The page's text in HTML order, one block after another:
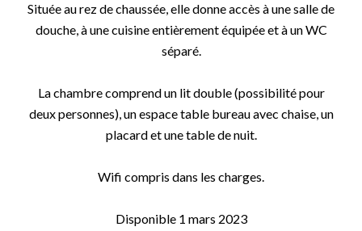
Située au rez de chaussée, elle donne accès à une salle de
douche, à une cuisine entièrement équipée et à un WC
séparé.
La chambre comprend un lit double (possibilité pour
deux personnes), un espace table bureau avec chaise, un
placard et une table de nuit.
Wifi compris dans les charges.
Disponible 1 mars 2023